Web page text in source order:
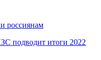
россиянам
подводит итоги 2022